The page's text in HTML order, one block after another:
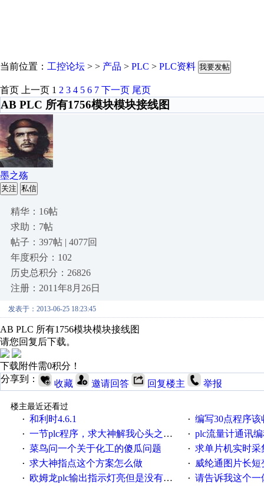
当前位置： 工控论坛 > > 产品 > PLC > PLC资料 我要发帖
首页 上一页 1 2 3 4 5 6 7 下一页 尾页
AB PLC 所有1756模块模块接线图
墨之殇
关注 私信
精华：16帖
求助：7帖
帖子：397帖 | 4077回
年度积分：102
历史总积分：26826
注册：2011年8月26日
发表于：2013-06-25 18:23:45
AB PLC 所有1756模块模块接线图
请您回复后下载。
下载附件需0积分！
分享到：
收藏 邀请回答 回复楼主 举报
楼主最近还看过
· 和利时4.6.1 · 编写30点程序
· 一节plc程序，求大神解我心头之惑，感谢 · plc流量计通讯
· 菜鸟问一个关于化工的傻瓜问题 · 求单片机实时采集多路AB
· 求大神指点这个方案怎么做 · 威纶通图片长
· 欧姆龙plc输出指示灯亮但是没有输出电压 · 请告诉我这个一体机的